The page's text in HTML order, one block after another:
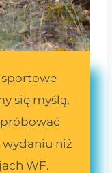
się myślą,
wydaniu niż
WF.